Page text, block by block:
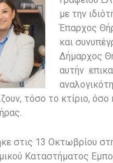
με την
Έπαρχος
και
Δήμαρχος
αυτήν
τόσο το κτίριο, όσο
στις 13 Οκτωβρίου
Καταστήματος